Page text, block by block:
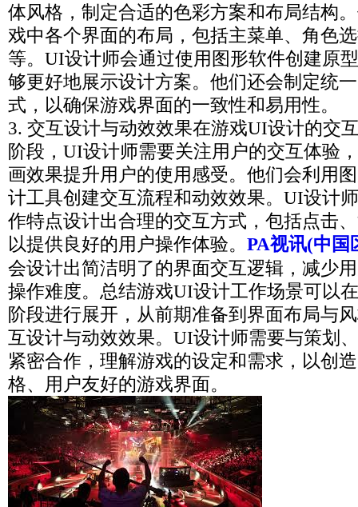
体风格，制定合适的色彩方案和布局结构
戏中各个界面的布局，包括主菜单、角色
等。UI设计师会通过使用图形软件创建原
够更好地展示设计方案。他们还会制定统
式，以确保游戏界面的一致性和易用性。
3. 交互设计与动效效果在游戏UI设计的交
阶段，UI设计师需要关注用户的交互体验
画效果提升用户的使用感受。他们会利用
计工具创建交互流程和动效效果。UI设计
作特点设计出合理的交互方式，包括点击
以提供良好的用户操作体验。 PA视讯(中国
会设计出简洁明了的界面交互逻辑，减少
操作难度。总结游戏UI设计工作场景可以
阶段进行展开，从前期准备到界面布局与
互设计与动效效果。UI设计师需要与策划
紧密合作，理解游戏的设定和需求，以创
格、用户友好的游戏界面。